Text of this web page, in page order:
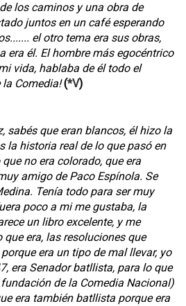
los caminos y una obra de
juntos en un café esperando
el otro tema era sus obras,
era él. El hombre más egocéntrico
vida, hablaba de él todo el
la Comedia! (*V)
sabés que eran blancos, él hizo la
la historia real de lo que pasó en
no era colorado, que era
amigo de Paco Espínola. Se
Tenía todo para ser muy
poco a mi me gustaba, la
un libro excelente, y me
era, las resoluciones que
era un tipo de mal llevar, yo
era Senador batllista, para lo que
de la Comedia Nacional)
era también batllista porque era